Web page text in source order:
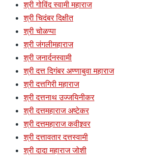
श्री गोविंद स्वामी महाराज
श्री चिदंबर दिक्षीत
श्री चोळप्पा
श्री जंगलीमहाराज
श्री जनार्दनस्वामी
श्री दत्त दिगंबर अण्णाबुवा महाराज
श्री दत्तगिरी महाराज
श्री दत्तनाथ उज्जयिनीकर
श्री दत्तमहाराज अष्टेकर
श्री दत्तमहाराज कवीश्र्वर
श्री दत्तावतार दत्तस्वामी
श्री दादा महाराज जोशी